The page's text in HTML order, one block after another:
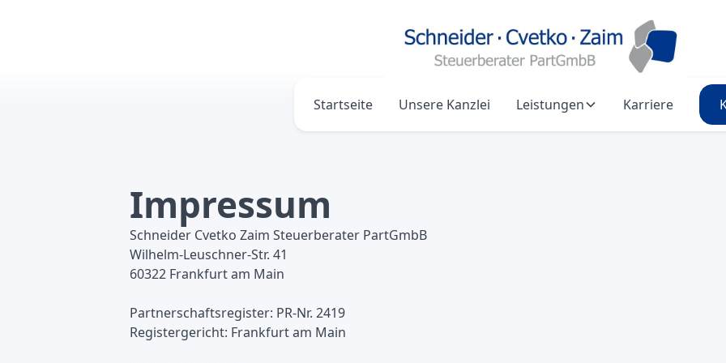
Startseite Unsere Kanzlei Leistungen Karriere
Impressum
Schneider Cvetko Zaim Steuerberater PartGmbB
Wilhelm-Leuschner-Str. 41
60322 Frankfurt am Main
Partnerschaftsregister: PR-Nr. 2419
Registergericht: Frankfurt am Main